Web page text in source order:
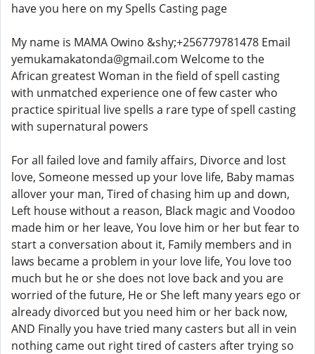
have you here on my Spells Casting page
My name is MAMA Owino &shy;+256779781478 Email
yemukamakatonda@gmail.com Welcome to the
African greatest Woman in the field of spell casting
with unmatched experience one of few caster who
practice spiritual live spells a rare type of spell casting
with supernatural powers
For all failed love and family affairs, Divorce and lost
love, Someone messed up your love life, Baby mamas
allover your man, Tired of chasing him up and down,
Left house without a reason, Black magic and Voodoo
made him or her leave, You love him or her but fear to
start a conversation about it, Family members and in
laws became a problem in your love life, You love too
much but he or she does not love back and you are
worried of the future, He or She left many years ego or
already divorced but you need him or her back now,
AND Finally you have tried many casters but all in vein
nothing came out right tired of casters after trying so